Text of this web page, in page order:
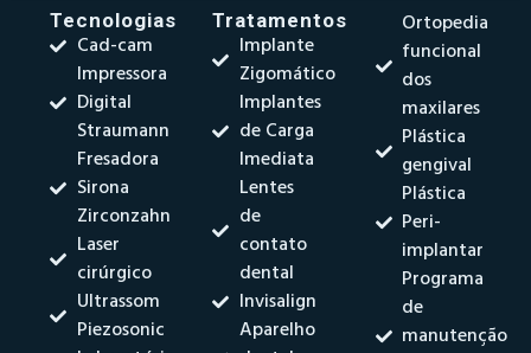
Tecnologias
Cad-cam
Impressora
Digital
Straumann
Fresadora
Sirona
Zirconzahn
Laser
cirúrgico
Ultrassom
Piezosonic
Tratamentos
Implante
Zigomático
Implantes
de Carga
Imediata
Lentes
de
contato
dental
Invisalign
Aparelho
Ortopedia
funcional
dos
maxilares
Plástica
gengival
Plástica
Peri-
implantar
Programa
de
manutenção